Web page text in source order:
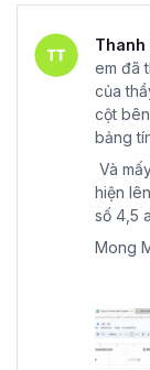
Thanh
em đã
của
cột
bảng
Và
hiện
số 4,5
Mong